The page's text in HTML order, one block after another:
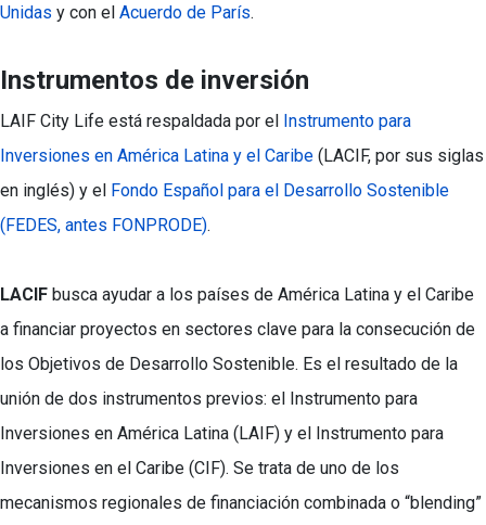
Unidas y con el Acuerdo de París.
Instrumentos de inversión
LAIF City Life está respaldada por el Instrumento para
Inversiones en América Latina y el Caribe (LACIF, por sus siglas
en inglés) y el Fondo Español para el Desarrollo Sostenible
(FEDES, antes FONPRODE).
LACIF busca ayudar a los países de América Latina y el Caribe
a financiar proyectos en sectores clave para la consecución de
los Objetivos de Desarrollo Sostenible. Es el resultado de la
unión de dos instrumentos previos: el Instrumento para
Inversiones en América Latina (LAIF) y el Instrumento para
Inversiones en el Caribe (CIF). Se trata de uno de los
mecanismos regionales de financiación combinada o “blending”